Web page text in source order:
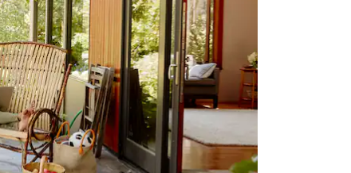
ზემოთ/ქვემოთ მიმართული ისრებით ან შეხებისა თუ თითის